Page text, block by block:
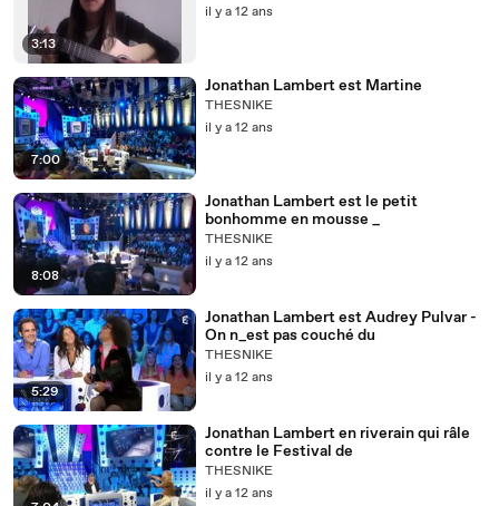
3:13
il y a 12 ans
7:00
Jonathan Lambert est Martine
THESNIKE
il y a 12 ans
8:08
Jonathan Lambert est le petit
bonhomme en mousse _
THESNIKE
il y a 12 ans
5:29
Jonathan Lambert est Audrey Pulvar -
On n_est pas couché du
THESNIKE
il y a 12 ans
Jonathan Lambert en riverain qui râle
contre le Festival de
THESNIKE
il y a 12 ans